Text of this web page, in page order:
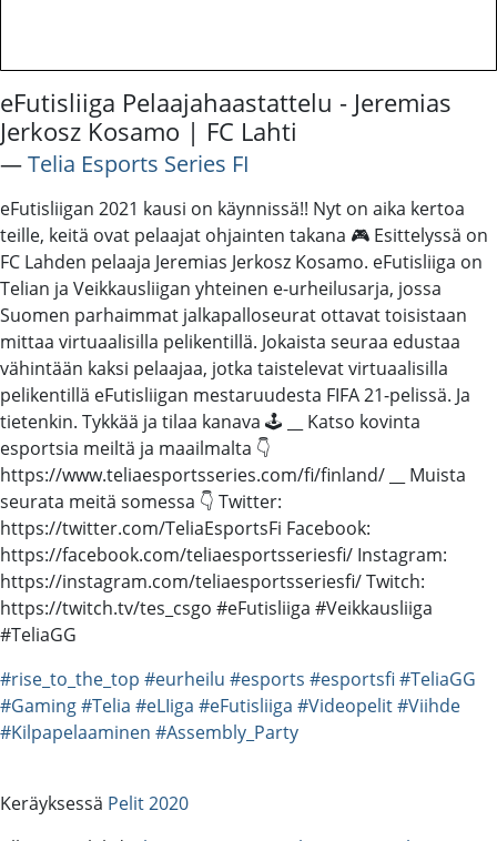
eFutisliiga Pelaajahaastattelu - Jeremias
Jerkosz Kosamo | FC Lahti
―Telia Esports Series FI
eFutisliigan 2021 kausi on käynnissä!! Nyt on aika kertoa
teille, keitä ovat pelaajat ohjainten takana 🎮 Esittelyssä on
FC Lahden pelaaja Jeremias Jerkosz Kosamo. eFutisliiga on
Telian ja Veikkausliigan yhteinen e-urheilusarja, jossa
Suomen parhaimmat jalkapalloseurat ottavat toisistaan
mittaa virtuaalisilla pelikentillä. Jokaista seuraa edustaa
vähintään kaksi pelaajaa, jotka taistelevat virtuaalisilla
pelikentillä eFutisliigan mestaruudesta FIFA 21-pelissä. Ja
tietenkin. Tykkää ja tilaa kanava 🕹️ __ Katso kovinta
esportsia meiltä ja maailmalta 👇
https://www.teliaesportsseries.com/fi/finland/ __ Muista
seurata meitä somessa 👇 Twitter:
https://twitter.com/TeliaEsportsFi Facebook:
https://facebook.com/teliaesportsseriesfi/ Instagram:
https://instagram.com/teliaesportsseriesfi/ Twitch:
https://twitch.tv/tes_csgo #eFutisliiga #Veikkausliiga
#TeliaGG
#rise_to_the_top #eurheilu #esports #esportsfi #TeliaGG
#Gaming#Telia #eLIiga #eFutisliiga #Videopelit#Viihde
#Kilpapelaaminen #Assembly_Party
Keräyksessä Pelit 2020